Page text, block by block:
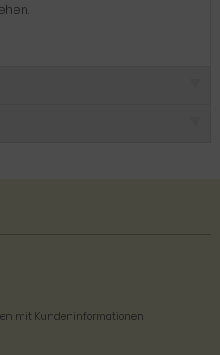
mit Kundeninformationen